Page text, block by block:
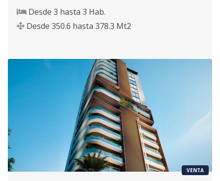
Desde 3 hasta 3 Hab.
Desde 350.6 hasta 378.3 Mt2
VENTA